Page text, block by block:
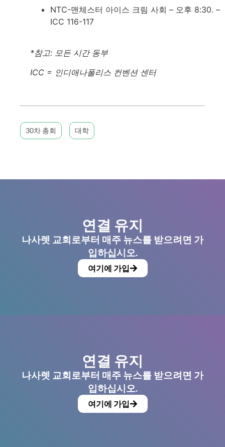
NTC-맨체스터 아이스 크림 사회 – 오후 8:30. –
ICC 116-117
*참고: 모든 시간 동부
ICC = 인디애나폴리스 컨벤션 센터
30차 총회 대학
연결 유지
나사렛 교회로부터 매주 뉴스를 받으려면 가
입하십시오.
여기에 가입
연결 유지
나사렛 교회로부터 매주 뉴스를 받으려면 가
입하십시오.
여기에 가입